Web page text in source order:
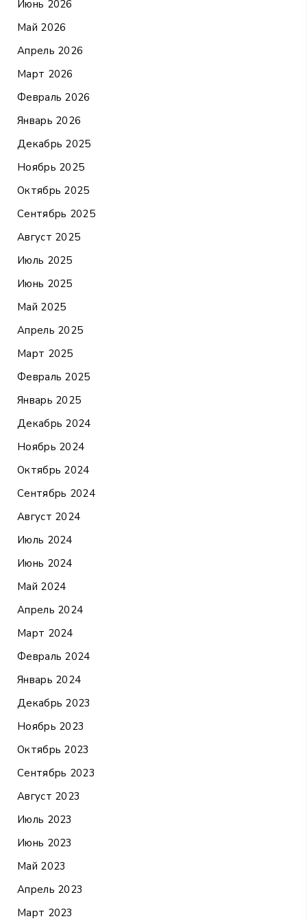
Июнь 2026
Май 2026
Апрель 2026
Март 2026
Февраль 2026
Январь 2026
Декабрь 2025
Ноябрь 2025
Октябрь 2025
Сентябрь 2025
Август 2025
Июль 2025
Июнь 2025
Май 2025
Апрель 2025
Март 2025
Февраль 2025
Январь 2025
Декабрь 2024
Ноябрь 2024
Октябрь 2024
Сентябрь 2024
Август 2024
Июль 2024
Июнь 2024
Май 2024
Апрель 2024
Март 2024
Февраль 2024
Январь 2024
Декабрь 2023
Ноябрь 2023
Октябрь 2023
Сентябрь 2023
Август 2023
Июль 2023
Июнь 2023
Май 2023
Апрель 2023
Март 2023